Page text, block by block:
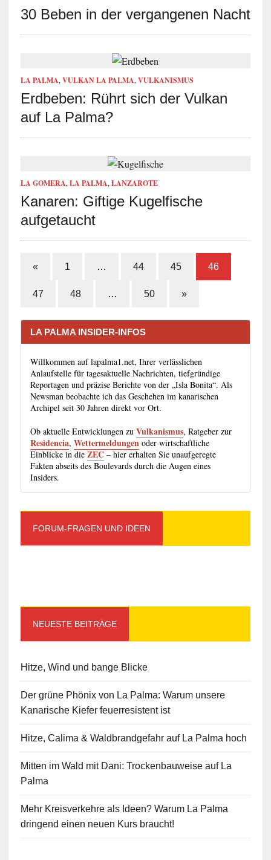
30 Beben in der vergangenen Nacht
LA PALMA,VULKAN LA PALMA,VULKANISMUS
Erdbeben: Rührt sich der Vulkan
auf La Palma?
LA GOMERA,LA PALMA,LANZAROTE
Kanaren: Giftige Kugelfische
aufgetaucht
« 1 … 44 45 46
47 48 … 50 »
LA PALMA INSIDER-INFOS
Willkommen auf lapalma1.net, Ihrer verlässlichen
Anlaufstelle für tagesaktuelle Nachrichten, tiefgründige
Reportagen und präzise Berichte von der „Isla Bonita“. Als
Newsman beobachte ich das Geschehen im kanarischen
Archipel seit 30 Jahren direkt vor Ort.
Ob aktuelle Entwicklungen zu Vulkanismus, Ratgeber zur
Residencia, Wettermeldungenoder wirtschaftliche
Einblicke in die ZEC– hier erhalten Sie unaufgeregte
Fakten abseits des Boulevards durch die Augen eines
Insiders.
FORUM-FRAGEN UND IDEEN
NEUESTE BEITRÄGE
Hitze, Wind und bange Blicke
Der grüne Phönix von La Palma: Warum unsere
Kanarische Kiefer feuerresistent ist
Hitze, Calima & Waldbrandgefahr auf La Palma hoch
Mitten im Wald mit Dani: Trockenbauweise auf La
Palma
Mehr Kreisverkehre als Ideen? Warum La Palma
dringend einen neuen Kurs braucht!